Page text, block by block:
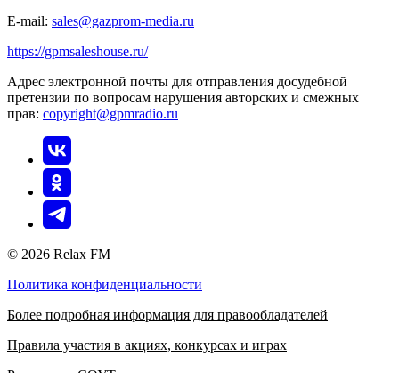
E-mail: sales@gazprom-media.ru
https://gpmsaleshouse.ru/
Адрес электронной почты для отправления досудебной
претензии по вопросам нарушения авторских и смежных
прав: copyright@gpmradio.ru
© 2026 Relax FM
Политика конфиденциальности
Более подробная информация для правообладателей
Правила участия в акциях, конкурсах и играх